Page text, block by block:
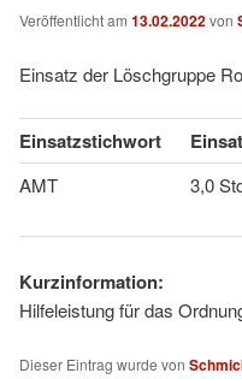
Veröffentlicht am 13.02.2022von
Einsatz der Löschgruppe
Einsatzstichwort
AMT 3,0
Kurzinformation:
Hilfeleistung für das
Dieser Eintrag wurde von